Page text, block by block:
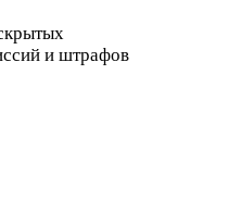
и штрафов